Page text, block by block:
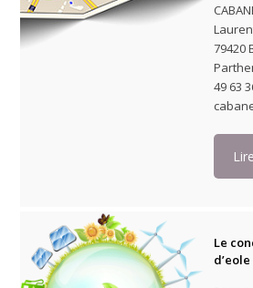
79420
49 63
Le
d’eole